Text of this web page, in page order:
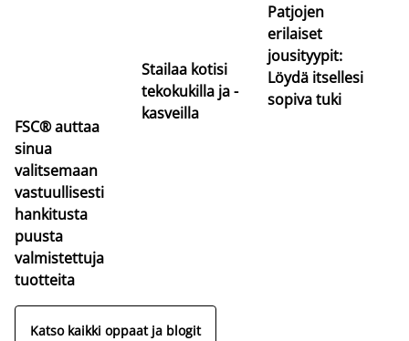
FSC® auttaa
sinua
valitsemaan
vastuullisesti
hankitusta
puusta
valmistettuja
tuotteita
Stailaa kotisi
tekokukilla ja -
kasveilla
Patjojen
erilaiset
jousityypit:
Löydä itsellesi
sopiva tuki
Katso kaikki oppaat ja blogit